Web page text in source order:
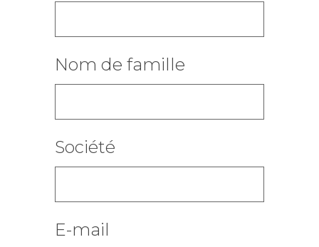
Nom de famille
Société
E-mail